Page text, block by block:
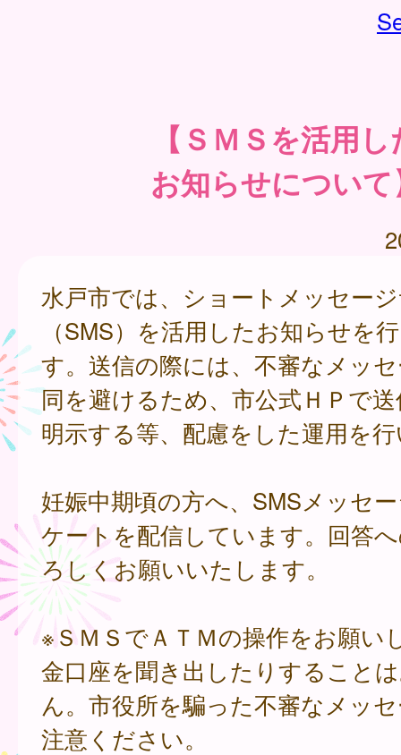
【ＳＭＳを活用
お知らせについて
水戸市では、ショートメッセー
（SMS）を活用したお知らせを
す。送信の際には、不審なメッ
同を避けるため、市公式ＨＰで
明示する等、配慮をした運用を
妊娠中期頃の方へ、SMSメッセ
ケートを配信しています。回答
ろしくお願いいたします。
※ＳＭＳでＡＴＭの操作をお願い
金口座を聞き出したりすること
ん。市役所を騙った不審なメッ
注意ください。